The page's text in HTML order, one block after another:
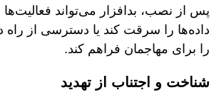
پس از نصب، بدافزار می‌تواند فعالیت‌ها
داده‌ها را سرقت کند یا دسترسی از راه
را برای مهاجمان فراهم کند.
شناخت و اجتناب از تهدید